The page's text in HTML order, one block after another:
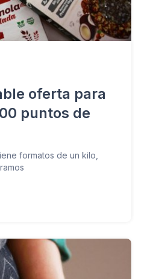
oferta para
puntos de
formatos de un kilo,